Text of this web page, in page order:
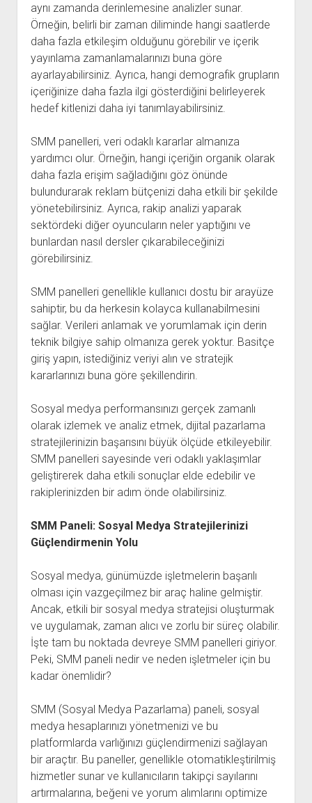
aynı zamanda derinlemesine analizler sunar.
Örneğin, belirli bir zaman diliminde hangi saatlerde
daha fazla etkileşim olduğunu görebilir ve içerik
yayınlama zamanlamalarınızı buna göre
ayarlayabilirsiniz. Ayrıca, hangi demografik grupların
içeriğinize daha fazla ilgi gösterdiğini belirleyerek
hedef kitlenizi daha iyi tanımlayabilirsiniz.
SMM panelleri, veri odaklı kararlar almanıza
yardımcı olur. Örneğin, hangi içeriğin organik olarak
daha fazla erişim sağladığını göz önünde
bulundurarak reklam bütçenizi daha etkili bir şekilde
yönetebilirsiniz. Ayrıca, rakip analizi yaparak
sektördeki diğer oyuncuların neler yaptığını ve
bunlardan nasıl dersler çıkarabileceğinizi
görebilirsiniz.
SMM panelleri genellikle kullanıcı dostu bir arayüze
sahiptir, bu da herkesin kolayca kullanabilmesini
sağlar. Verileri anlamak ve yorumlamak için derin
teknik bilgiye sahip olmanıza gerek yoktur. Basitçe
giriş yapın, istediğiniz veriyi alın ve stratejik
kararlarınızı buna göre şekillendirin.
Sosyal medya performansınızı gerçek zamanlı
olarak izlemek ve analiz etmek, dijital pazarlama
stratejilerinizin başarısını büyük ölçüde etkileyebilir.
SMM panelleri sayesinde veri odaklı yaklaşımlar
geliştirerek daha etkili sonuçlar elde edebilir ve
rakiplerinizden bir adım önde olabilirsiniz.
SMM Paneli: Sosyal Medya Stratejilerinizi
Güçlendirmenin Yolu
Sosyal medya, günümüzde işletmelerin başarılı
olması için vazgeçilmez bir araç haline gelmiştir.
Ancak, etkili bir sosyal medya stratejisi oluşturmak
ve uygulamak, zaman alıcı ve zorlu bir süreç olabilir.
İşte tam bu noktada devreye SMM panelleri giriyor.
Peki, SMM paneli nedir ve neden işletmeler için bu
kadar önemlidir?
SMM (Sosyal Medya Pazarlama) paneli, sosyal
medya hesaplarınızı yönetmenizi ve bu
platformlarda varlığınızı güçlendirmenizi sağlayan
bir araçtır. Bu paneller, genellikle otomatikleştirilmiş
hizmetler sunar ve kullanıcıların takipçi sayılarını
artırmalarına, beğeni ve yorum alımlarını optimize